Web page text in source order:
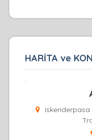
HARİTA ve
Iskenderpasa